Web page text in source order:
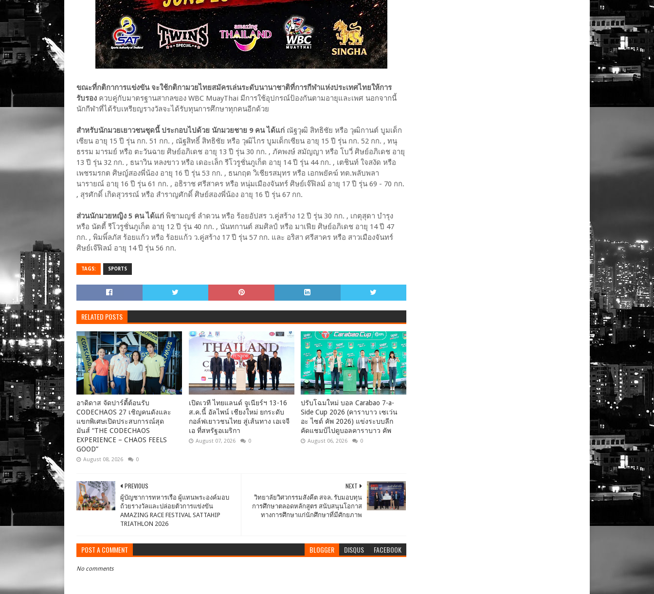
ขณะที่กติกาการแข่งขัน จะใช้กติกามวยไทยสมัครเล่นระดับนานาชาติที่การกีฬาแห่งประเทศไทยให้การ
รับรอง ควบคู่กับมาตรฐานสากลของ WBC MuayThai มีการใช้อุปกรณ์ป้องกันตามอายุและเพศ นอกจากนี้
นักกีฬาที่ได้รับเหรียญรางวัลจะได้รับทุนการศึกษาทุกคนอีกด้วย
สำหรับนักมวยเยาวชนชุดนี้ ประกอบไปด้วย นักมวยชาย 9 คน ได้แก่ ณัฐวุฒิ สิทธิชัย หรือ วุฒิกานต์ บูมเด็ก
เซียน อายุ 15 ปี รุ่น กก. 51 กก. , ณัฐสิทธิ์ สิทธิชัย หรือ วุฒิไกร บูมเด็กเซียน อายุ 15 ปี รุ่น กก. 52 กก. , ทนุ
ธรรม มารมย์ หรือ ตะวันฉาย ศิษย์อภิเดช อายุ 13 ปี รุ่น 30 กก. , ภัคพงษ์ สมัญญา หรือ โบวี่ ศิษย์อภิเดช อายุ
13 ปี รุ่น 32 กก. , ธนาวิน หลงขาว หรือ เดอะเล็ก รีโวรูชั่นภูเก็ต อายุ 14 ปี รุ่น 44 กก. , เตชินท์ ใจสงัด หรือ
เพชรมรกต ศิษญ์สองพี่น้อง อายุ 16 ปี รุ่น 53 กก. , ธนกฤต วิเชียรสมุทร หรือ เอกพยัคฆ์ ทต.พลับพลา
นารายณ์ อายุ 16 ปี รุ่น 61 กก. , อธิราช ศรีสาคร หรือ หนุ่มเมืองจันทร์ ศิษย์เจ๊ฟิลม์ อายุ 17 ปี รุ่น 69 - 70 กก.
, สุรศักดิ์ เกิดสุวรรณ์ หรือ สำราญศักดิ์ ศิษย์สองพี่น้อง อายุ 16 ปี รุ่น 67 กก.
ส่วนนักมวยหญิง 5 คน ได้แก่ พิชามญช์ ลำดวน หรือ ร้อยอัปสร ว.คู่สร้าง 12 ปี รุ่น 30 กก. , เกตุสุดา บำรุง
หรือ นัตตี้ รีโวรูชั่นภูเก็ต อายุ 12 ปี รุ่น 40 กก. , นันทกานต์ สมศิลป์ หรือ มาเฟีย ศิษย์อภิเดช อายุ 14 ปี 47
กก. , พิมพิ์ลภัส ร้อยแก้ว หรือ ร้อยแก้ว ว.คู่สร้าง 17 ปี รุ่น 57 กก. และ อริสา ศรีสาคร หรือ สาวเมืองจันทร์
ศิษย์เจ๊ฟิลม์ อายุ 14 ปี รุ่น 56 กก.
TAGS: SPORTS
RELATED POSTS
อาดิดาส จัดปาร์ตี้ต้อนรับ
CODECHAOS 27 เชิญคนดังและ
แขกพิเศษเปิดประสบการณ์สุด
มันส์ “THE CODECHAOS
EXPERIENCE – CHAOS FEELS
GOOD”
August 08, 2026 0
เปิดเวที ไทยแลนด์ จูเนียร์ฯ 13-16
ส.ค.นี้ อัลไพน์ เชียงใหม่ ยกระดับ
กอล์ฟเยาวชนไทย สู่เส้นทาง เอเจจี
เอ ที่สหรัฐอเมริกา
August 07, 2026 0
ปรับโฉมใหม่ บอล Carabao 7-a-
Side Cup 2026 (คาราบาว เซเว่น
อะ ไซด์ คัพ 2026) แข่งระบบลีก
คัดแชมป์ไปดูบอลคาราบาว คัพ
August 06, 2026 0
NEXT
วิทยาลัยวิศวกรรมสังคีต สจล. รับมอบทุน
การศึกษาตลอดหลักสูตร สนับสนุนโอกาส
ทางการศึกษาแก่นักศึกษาที่มีศักยภาพ
PREVIOUS
ผู้บัญชาการทหารเรือ ผู้แทนพระองค์มอบ
ถ้วยรางวัลและปล่อยตัวการแข่งขัน
AMAZING RACE FESTIVAL SATTAHIP
TRIATHLON 2026
POST A COMMENT BLOGGER DISQUS FACEBOOK
No comments